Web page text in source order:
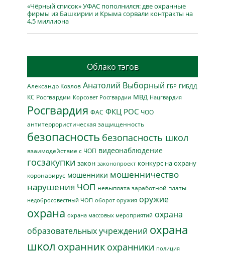
«Чёрный список» УФАС пополнился: две охранные
фирмы из Башкирии и Крыма сорвали контракты на
4,5 миллиона
Облако тэгов
Александр Козлов Анатолий Выборный ГБР ГИБДД
КС Росгвардии Корсовет Росгвардии МВД Нацгвардия
Росгвардия ФАС ФКЦ РОС ЧОО
антитеррористическая защищенность
безопасность безопасность школ
взаимодействие с ЧОП видеонаблюдение
госзакупки закон законопроект конкурс на охрану
коронавирус мошенники мошенничество
нарушения ЧОП невыплата заработной платы
недобросовестный ЧОП оборот оружия оружие
охрана охрана массовых мероприятий охрана
образовательных учреждений охрана
школ охранник охранники полиция